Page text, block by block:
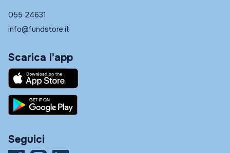
055 24631
info@fundstore.it
Scarica l'app
Seguici